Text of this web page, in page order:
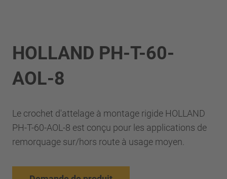
HOLLAND PH-T-60-
AOL-8
Le crochet d'attelage à montage rigide HOLLAND
PH-T-60-AOL-8 est conçu pour les applications de
remorquage sur/hors route à usage moyen.